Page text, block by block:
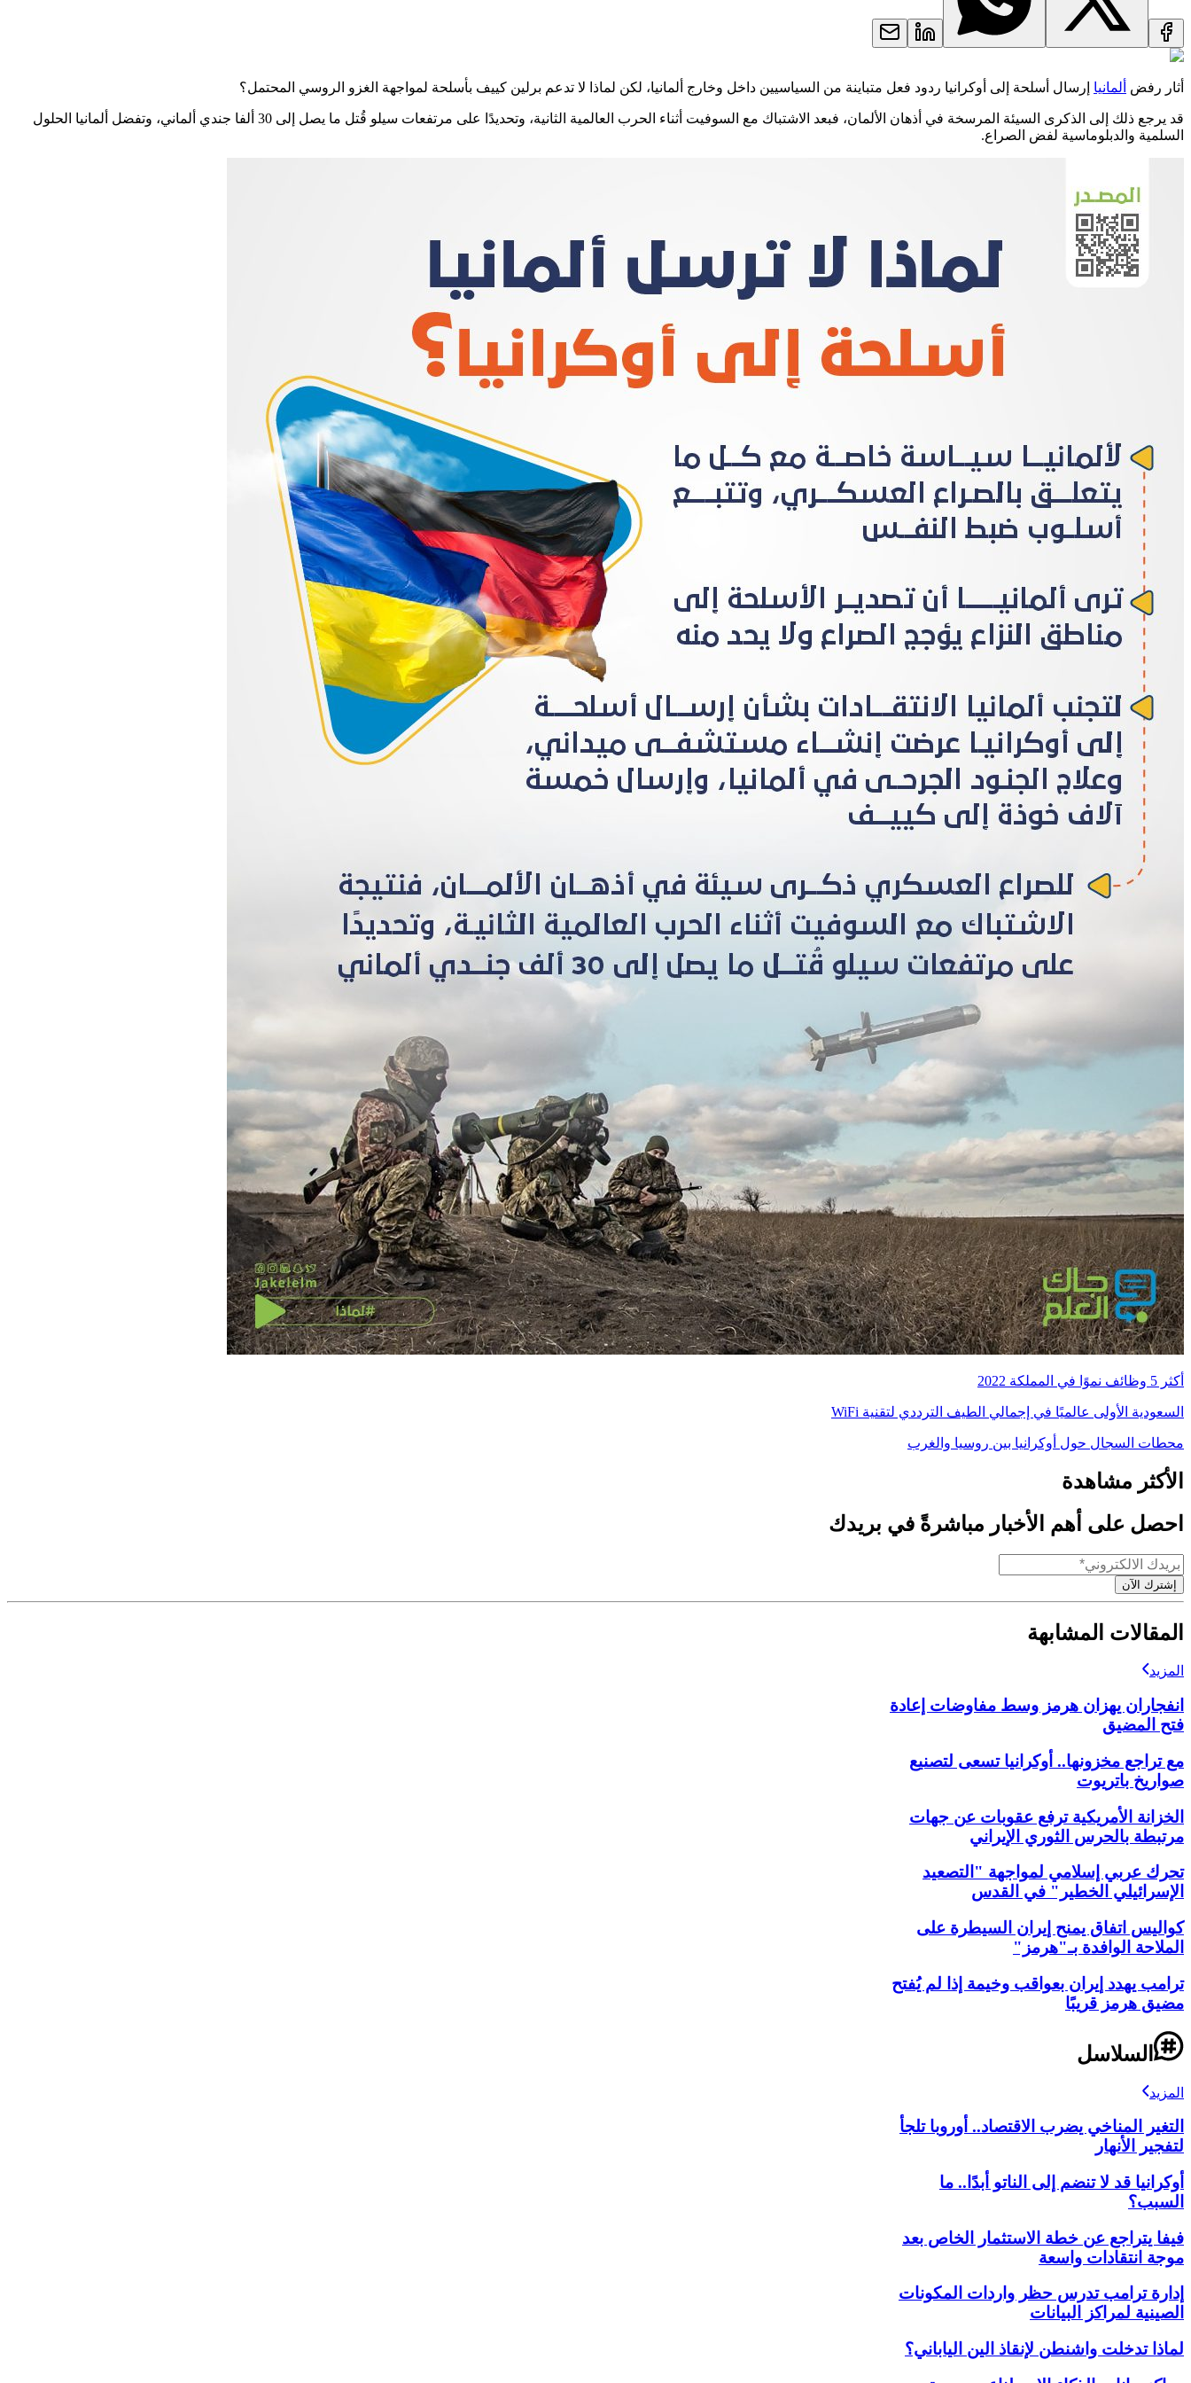
أثار رفض ألمانيا إرسال أسلحة إلى أوكرانيا ردود فعل متباينة من السياسيين داخل وخارج ألمانيا، لكن لماذا لا تدعم برلين كييف بأسلحة لمواجهة الغزو الروسي المحتمل؟
قد يرجع ذلك إلى الذكرى السيئة المرسخة في أذهان الألمان، فبعد الاشتباك مع السوفيت أثناء الحرب العالمية الثانية، وتحديدًا على مرتفعات سيلو قُتل ما يصل إلى 30 ألفا جندي ألماني، وتفضل ألمانيا الحلول
السلمية والدبلوماسية لفض الصراع.
أكثر 5 وظائف نموًا في المملكة 2022
السعودية الأولى عالميًا في إجمالي الطيف الترددي لتقنية WiFi
محطات السجال حول أوكرانيا بين روسيا والغرب
الأكثر مشاهدة
احصل على أهم الأخبار مباشرةً في بريدك
إشترك الآن
المقالات المشابهة
المزيد
انفجاران يهزان هرمز وسط مفاوضات إعادة
فتح المضيق
مع تراجع مخزونها.. أوكرانيا تسعى لتصنيع
صواريخ باتريوت
الخزانة الأمريكية ترفع عقوبات عن جهات
مرتبطة بالحرس الثوري الإيراني
تحرك عربي إسلامي لمواجهة "التصعيد
الإسرائيلي الخطير" في القدس
كواليس اتفاق يمنح إيران السيطرة على
الملاحة الوافدة بـ"هرمز"
ترامب يهدد إيران بعواقب وخيمة إذا لم يُفتح
مضيق هرمز قريبًا
السلاسل
المزيد
التغير المناخي يضرب الاقتصاد.. أوروبا تلجأ
لتفجير الأنهار
أوكرانيا قد لا تنضم إلى الناتو أبدًا.. ما
السبب؟
فيفا يتراجع عن خطة الاستثمار الخاص بعد
موجة انتقادات واسعة
إدارة ترامب تدرس حظر واردات المكونات
الصينية لمراكز البيانات
لماذا تدخلت واشنطن لإنقاذ الين الياباني؟